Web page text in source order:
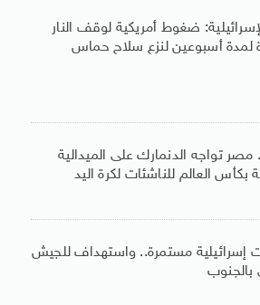
ضغوط أمريكية لوقف النار
لمدة أسبوعين لنزع سلاح حماس
مصر تواجه الدنمارك على الميدالية
بكأس العالم للناشئات لكرة اليد
إسرائيلية مستمرة.. واستهداف للجيش
بالجنوب